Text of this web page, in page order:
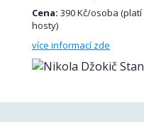
Cena: 390 Kč/osoba
hosty)
více informací zde